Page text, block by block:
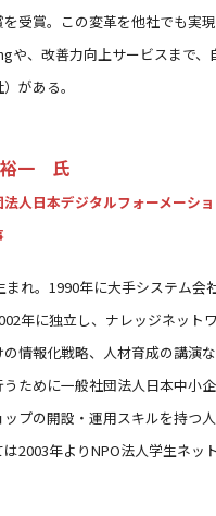
を受賞。この変革を他社でも実
や、改善力向上サービスまで、
）がある。
一 氏
人日本デジタルフォーメーシ
まれ。1990年に大手システム
年に独立し、ナレッジネット
の情報化戦略、人材育成の講演
うために一般社団法人日本中小
ップの開設・運用スキルを持つ
2003年よりNPO法人学生ネッ